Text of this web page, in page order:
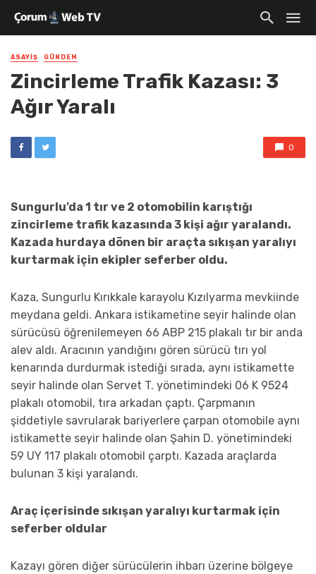
ASAYIŞ GÜNDEM
Zincirleme Trafik Kazası: 3
Ağır Yaralı
0
Sungurlu’da 1 tır ve 2 otomobilin karıştığı
zincirleme trafik kazasında 3 kişi ağır yaralandı.
Kazada hurdaya dönen bir araçta sıkışan yaralıyı
kurtarmak için ekipler seferber oldu.
Kaza, Sungurlu Kırıkkale karayolu Kızılyarma mevkiinde
meydana geldi. Ankara istikametine seyir halinde olan
sürücüsü öğrenilemeyen 66 ABP 215 plakalı tır bir anda
alev aldı. Aracının yandığını gören sürücü tırı yol
kenarında durdurmak istediği sırada, aynı istikamette
seyir halinde olan Servet T. yönetimindeki 06 K 9524
plakalı otomobil, tıra arkadan çaptı. Çarpmanın
şiddetiyle savrularak bariyerlere çarpan otomobile aynı
istikamette seyir halinde olan Şahin D. yönetimindeki
59 UY 117 plakalı otomobil çarptı. Kazada araçlarda
bulunan 3 kişi yaralandı.
Araç içerisinde sıkışan yaralıyı kurtarmak için
seferber oldular
Kazayı gören diğer sürücülerin ihbarı üzerine bölgeye